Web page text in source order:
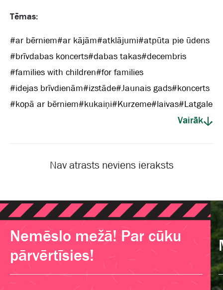
Tēmas:
#ar bērniem#ar kājām#atklājumi#atpūta pie ūdens
#brīvdabas koncerts#dabas takas#decembris
#families with children#for families
#idejas brīvdienām#izstāde#Jaunais gads#koncerts
#kopā ar bērniem#kukaiņi#Kurzeme#laivas#Latgale
Vairāk
Nav atrasts neviens ieraksts
Nemēslo mežā! Par cūku
pārvērtīsies!